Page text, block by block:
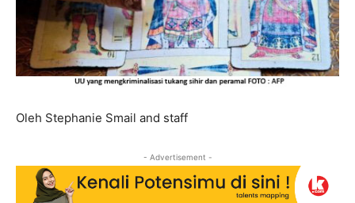
Oleh Stephanie Smail and staff
- Advertisement -